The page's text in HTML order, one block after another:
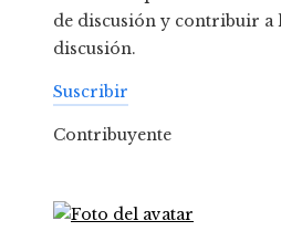
de discusión y contribuir a
discusión.
Suscribir
Contribuyente